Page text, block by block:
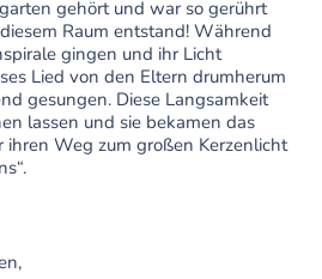
gehört und war so gerührt
Raum entstand! Während
gingen und ihr Licht
Lied von den Eltern drumherum
gesungen. Diese Langsamkeit
lassen und sie bekamen das
ihren Weg zum großen Kerzenlicht